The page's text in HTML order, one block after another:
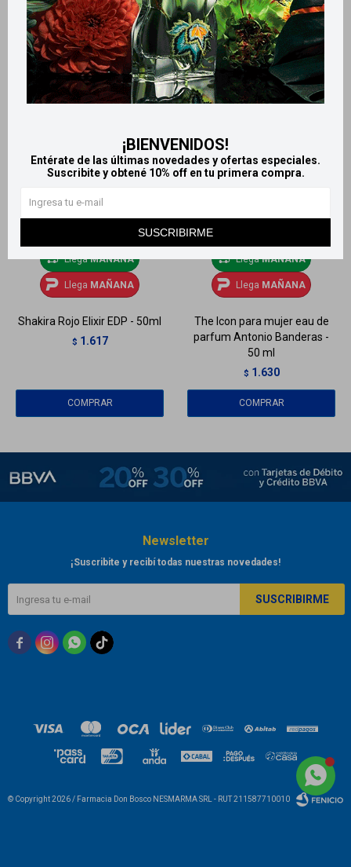
¡BIENVENIDOS!
Entérate de las últimas novedades y ofertas especiales.
Suscribite y obtené 10% off en tu primera compra.
SUSCRIBIRME
Productos que te pueden interesar
LlegaMAÑANA
Llega MAÑANA
Shakira Rojo Elixir EDP - 50ml
$ 1.617
LlegaMAÑANA
Llega MAÑANA
The Icon para mujer eau de
parfum Antonio Banderas -
50 ml
$ 1.630
Newsletter
¡Suscribite y recibí todas nuestras novedades!
SUSCRIBIRME
  
© Copyright 2026 / Farmacia Don Bosco NESMARMA SRL - RUT 211587710010